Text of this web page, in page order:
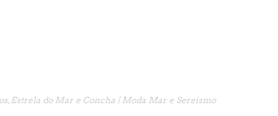
Estrela do Mar e Concha | Moda Mar e Sereismo